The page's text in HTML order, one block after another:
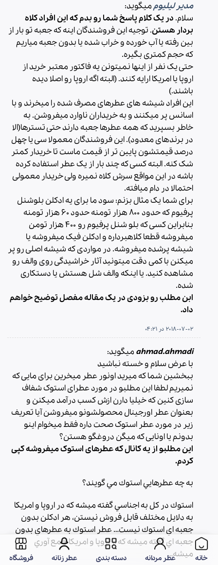
مدیر لیلیوممیگوید:
سلام. در یک کلام پاسخ شما رو بدم که این افراد کلاه
بردار هستن. توجیه این فروشندگان اینه که جعبه تو بار از
بین رفته یا آب خورده و خراب شده یا بدون جعبه میاریم
که حجم کمتری بگیره.
حتی یک نفر از اینها نمیتونن یه فاکتور معتبر خرید از
اروپا یا امریکا ارایه کنند. (البته اگه اروپا رو اصلا دیده
باشند.)
این افراد شیشه های عطرهای مصرف شده را میخرند و با
اسانس پر میکنند و به خریداران ناوارد میفروشن. به
خاطر بسپرید که همه عطرها جعبه دارند حتی تسترها(الا
در برندهای معدود). این فروشندگان معمولا سی یا چهل
درصد قیمتشون پایین تر از قیمت ماست تا خریدار کمتر
شک کنه. البته کسی که چند بار از یک عطر استفاده کرده
باشه در این مواقع سرش کلاه نمیره ولی خریدار معمولی
احتمالا در دام میافته.
برای شما یک مثال بزنم: سود ما برای یه ادکلن بلوشنل
پرفیوم که حدود ۸۰۰ هزار تومنه حدود ۶۰ هزار تومنه
بنابراین کسی که بلو شنل پرفیوم رو ۴۰۰ هزار تومن
میفروشه قطعا کلاهبرداره و ادکلن فیک میفروشه یا
شیشه پرشده میفروشه. در مواردی که شیشه اصلی رو پر
میکنن با کمی دقت میتونید آثار خراشیدگی روی والف رو
مشاهده کنید. یا اینکه والف شل هستش یا دستکاری
شده.
ابن مطلب رو بزودی در یک مقاله مفصل توضیح خواهم
داد.
2018-07-02 در 04:21
ahmad.ahmadi میگوید:
با عرض سلام و خسته نباشید
ببخشین شما که میرید اونور عطر میخرین برای مایی که
نمیریم لطفا این مطلبو در مورد عطرای استوک شفاف
سازی کنین که خیلیا دارن ازش کسب درآمد میکنن و
بعنوان عطر اورجینال محصولشونو میفروشن آیا تعریف
زیر در مورد عطر استوک صحت داره فقط میخوام اینو
بدونم یا اونایی که میگن دروغگو هستن؟
این مطلبو از یه کانال که عطرهای استوک میفروشه کپی
کردم.
به چه عطرهايي استوك مي گويند؟
استوك در كل به اجناسي گفته ميشه كه در اروپا و امريكا
به دلايل مختلف قابل فروش نيستن، هر ادكلن بدون
جعبه اي استوك نيست… عطر استوك به عطرهاي بدون
جعبه اي گفته ميشه كه از اروپا و امريكا جمع آوري
ميشه… خانه عطر مردانه دسته بندی عطر زنانه فروشگاه